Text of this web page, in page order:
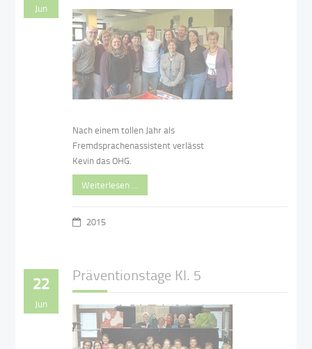
Jun
Nach einem tollen Jahr als
Fremdsprachenassistent verlässt
Kevin das OHG.
Weiterlesen …
2015
22
Jun
Präventionstage Kl. 5